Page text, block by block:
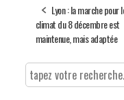
Lyon : la marche pour
climat du 8 décembre est
maintenue, mais adaptée